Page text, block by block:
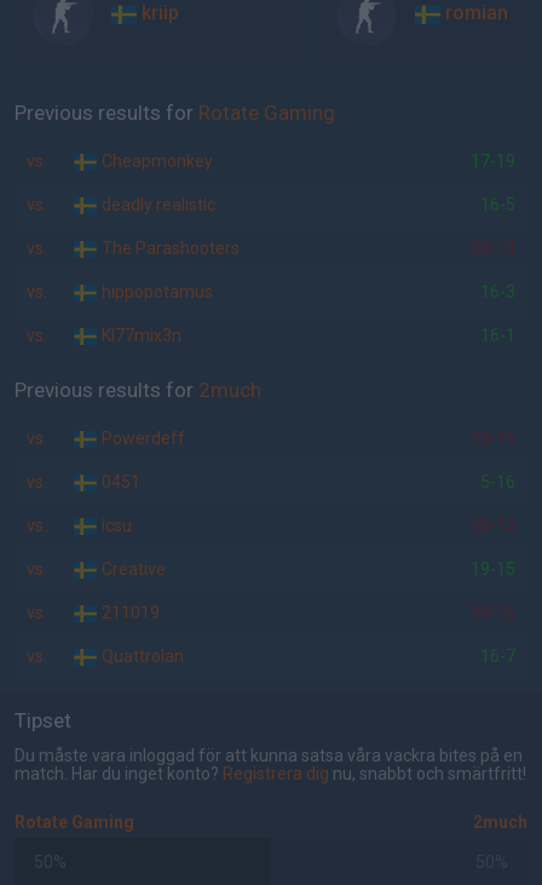
kriip romian
Previous results for Rotate Gaming
vs. Cheapmonkey 17-19
vs. deadly realistic 16-5
vs. The Parashooters 20-18
vs. hippopotamus 16-3
vs. Kl77mix3n 16-1
Previous results for 2much
vs. Powerdeff 13-16
vs. 0451 5-16
vs. icsu 16-12
vs. Creative 19-15
vs. 211019 10-16
vs. Quattrolan 16-7
Tipset
Du måste vara inloggad för att kunna satsa våra vackra bites på en
match. Har du inget konto? Registrera dig nu, snabbt och smärtfritt!
Rotate Gaming 2much
50% 50%